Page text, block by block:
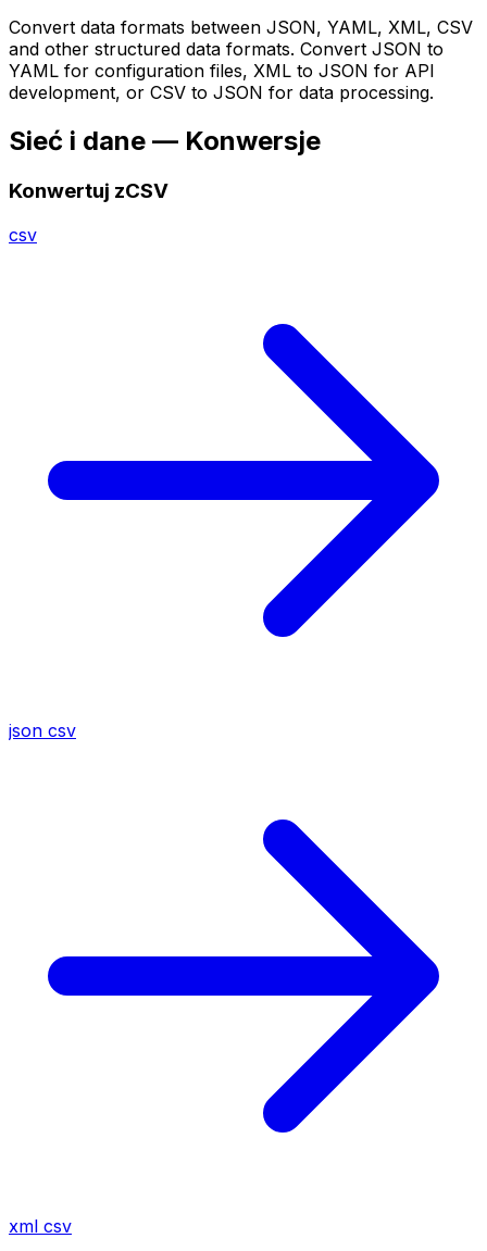
Convert data formats between JSON, YAML, XML, CSV
and other structured data formats. Convert JSON to
YAML for configuration files, XML to JSON for API
development, or CSV to JSON for data processing.
Sieć i dane — Konwersje
Konwertuj zCSV
csv
json csv
xml csv